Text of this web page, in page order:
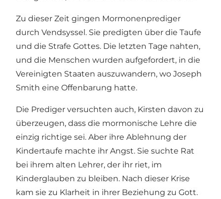
Zu dieser Zeit gingen Mormonenprediger
durch Vendsyssel. Sie predigten über die Taufe
und die Strafe Gottes. Die letzten Tage nahten,
und die Menschen wurden aufgefordert, in die
Vereinigten Staaten auszuwandern, wo Joseph
Smith eine Offenbarung hatte.
Die Prediger versuchten auch, Kirsten davon zu
überzeugen, dass die mormonische Lehre die
einzig richtige sei. Aber ihre Ablehnung der
Kindertaufe machte ihr Angst. Sie suchte Rat
bei ihrem alten Lehrer, der ihr riet, im
Kinderglauben zu bleiben. Nach dieser Krise
kam sie zu Klarheit in ihrer Beziehung zu Gott.